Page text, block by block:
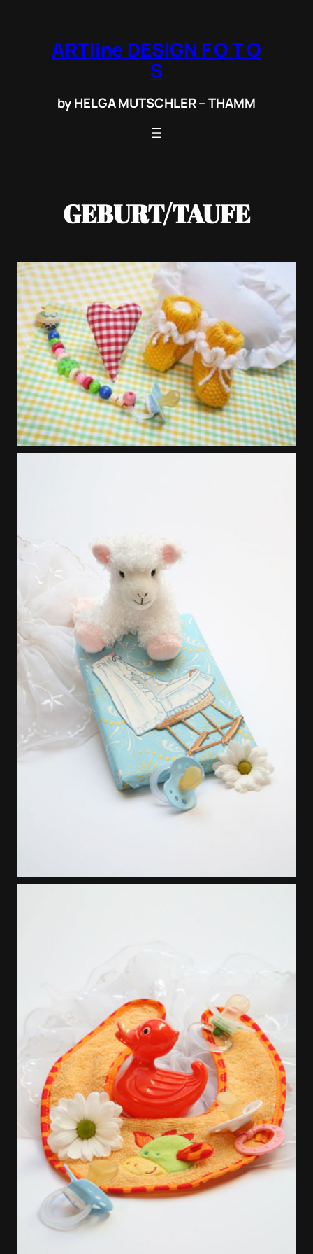
springenARTline DESIGN F O T O
S
by HELGA MUTSCHLER – THAMM
GEBURT/TAUFE